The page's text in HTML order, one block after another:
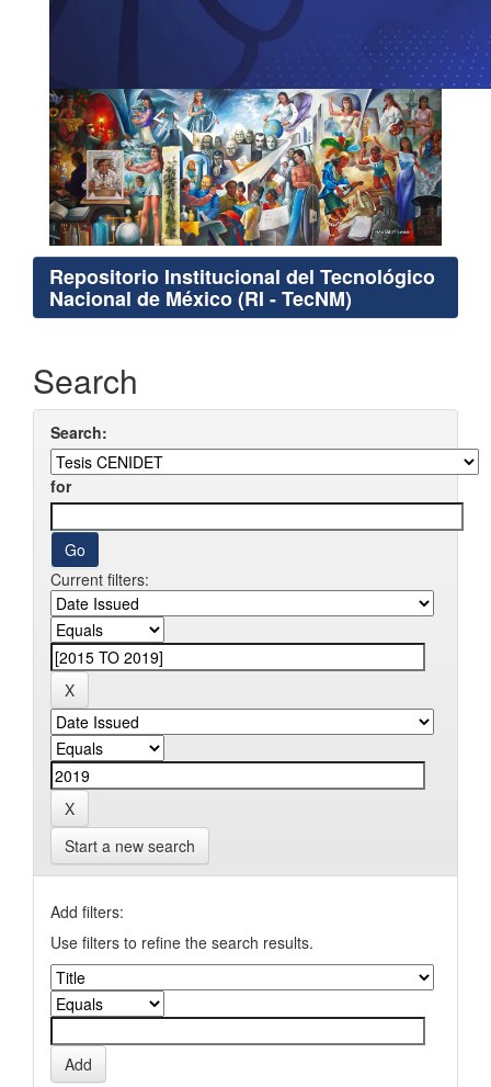
Repositorio Institucional del Tecnológico
Nacional de México (RI - TecNM)
Search
Search:
for
Current filters:
Start a new search
Add filters:
Use filters to refine the search results.